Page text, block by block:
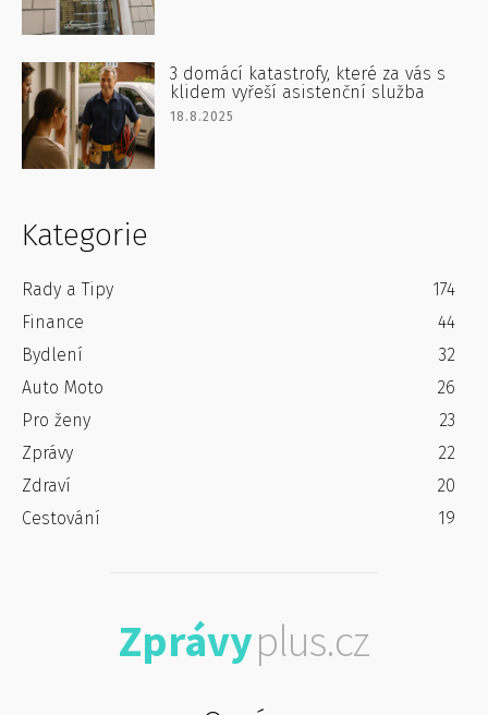
3 domácí katastrofy, které za vás s
klidem vyřeší asistenční služba
18.8.2025
Kategorie
Rady a Tipy
174
Finance
44
Bydlení
32
Auto Moto
26
Pro ženy
23
Zprávy
22
Zdraví
20
Cestování
19
Zprávyplus.cz